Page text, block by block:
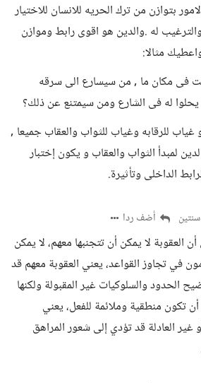
بتوازن من ترك الحريه للانسان للاختيار
له .والدين هو اقوى رابط وموازن
مثالا:
فى مكان ما , من سيسارع الى سرقه
يحلوا له فى الشارع ومن سيمتنع عن ذلك؟
غياب للرقابه وغياب للثواب والعقاب جميعا ,
لمبدأ الثواب والعقاب و يكون إختبار
الداخلى وتأثيرة.
أضف ردا
العقوبة لا يمكن أن تتجنبها معهم، لا يمكن
في تجاوز القواعد، يعني العقوبة معهم قد
الحدود والسلوكيات غير المقبولة ولكنها
تكون منطقية وملائمة للفعل، يعني
غير العادلة قد تؤدي إلى شعور المراهق